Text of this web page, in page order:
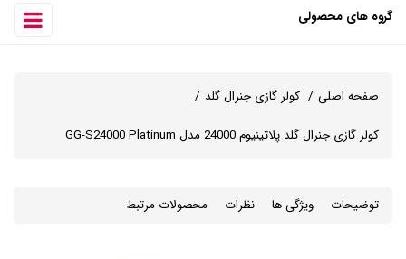
گروه های محصولی
صفحه اصلی کولر گازی جنرال گلد
کولر گازی جنرال گلد پلاتینیوم 24000 مدل GG-S24000 Platinum
توضیحات ویژگی ها نظرات محصولات مرتبط